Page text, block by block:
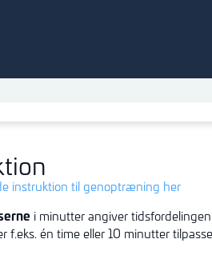
instruktion til genoptræning her
i minutter angiver
f.eks. én time eller 10 minutter